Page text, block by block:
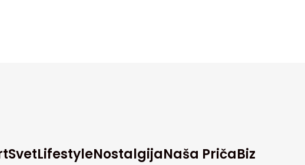
SvetLifestyleNostalgijaNaša PričaBiz